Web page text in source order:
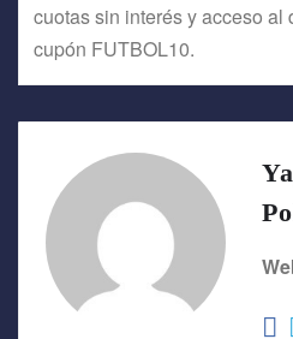
cuotas sin interés y acceso al
cupón FUTBOL10.